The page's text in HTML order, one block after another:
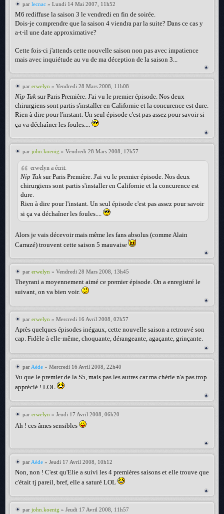
par lecnac » Lundi 14 Mai 2007, 11h52
M6 rediffuse la saison 3 le vendredi en fin de soirée.
Dois-je comprendre que la saison 4 viendra par la suite? Dans ce cas y
a-t-il une date approximative?
Cette fois-ci j'attends cette nouvelle saison non pas avec impatience
mais avec inquiétude au vu de ma déception de la saison 3...
par erwelyn » Vendredi 28 Mars 2008, 11h08
Nip Tuk sur Paris Première. J'ai vu le premier épisode. Nos deux
chirurgiens sont partis s'installer en Californie et la concurence est dure.
Rien à dire pour l'instant. Un seul épisode c'est pas assez pour savoir si
ça va déchaîner les foules....
par john.koenig » Vendredi 28 Mars 2008, 12h57
erwelyn a écrit:
Nip Tuk sur Paris Première. J'ai vu le premier épisode. Nos deux
chirurgiens sont partis s'installer en Californie et la concurence est
dure.
Rien à dire pour l'instant. Un seul épisode c'est pas assez pour savoir
si ça va déchaîner les foules....
Alors je vais décevoir mais même les fans absolus (comme Alain
Carrazé) trouvent cette saison 5 mauvaise
par erwelyn » Vendredi 28 Mars 2008, 13h45
Theyrani a moyennement aimé ce premier épisode. On a enregistré le
suivant, on va bien voir.
par erwelyn » Mercredi 16 Avril 2008, 02h57
Après quelques épisodes inégaux, cette nouvelle saison a retrouvé son
cap. Fidèle à elle-même, choquante, dérangeante, agaçante, grinçante.
par Aède » Mercredi 16 Avril 2008, 22h40
Vu que le premier de la S5, mais pas les autres car ma chérie n'a pas trop
apprécié ! LOL
par erwelyn » Jeudi 17 Avril 2008, 06h20
Ah ! ces âmes sensibles
par Aède » Jeudi 17 Avril 2008, 10h12
Non, non ! C'est qu'Elie a suivi les 4 premières saisons et elle trouve que
c'était tj pareil, bref, elle a saturé LOL
par john.koenig » Jeudi 17 Avril 2008, 11h57